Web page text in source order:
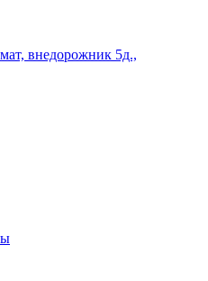
внедорожник 5д.,